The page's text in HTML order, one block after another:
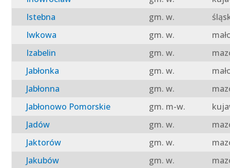
Istebna
gm. w.
Iwkowa
gm. w.
Izabelin
gm. w.
Jabłonka
gm. w.
Jabłonna
gm. w.
Jabłonowo Pomorskie
gm. m-w.
Jadów
gm. w.
Jaktorów
gm. w.
Jakubów
gm. w.